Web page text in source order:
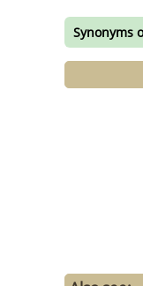
Synonyms